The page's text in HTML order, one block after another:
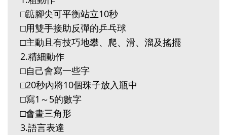
□踮腳尖可平衡站立10秒
□用雙手接助反彈的乒乓球
□主動且有技巧地攀、爬、滑、溜及搖擺
2.精細動作
□自己會寫一些字
□20秒內將10個珠子放入瓶中
□寫1～5的數字
□會畫三角形
3.語言表達